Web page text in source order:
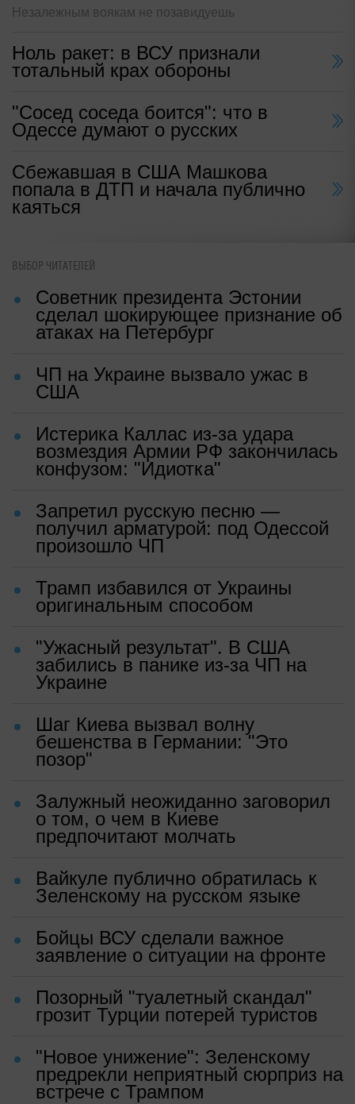
Незалежным воякам не позавидуешь
Ноль ракет: в ВСУ признали
тотальный крах обороны
"Сосед соседа боится": что в
Одессе думают о русских
Сбежавшая в США Машкова
попала в ДТП и начала публично
каяться
ВЫБОР ЧИТАТЕЛЕЙ
Советник президента Эстонии
сделал шокирующее признание об
атаках на Петербург
ЧП на Украине вызвало ужас в
США
Истерика Каллас из-за удара
возмездия Армии РФ закончилась
конфузом: "Идиотка"
Запретил русскую песню —
получил арматурой: под Одессой
произошло ЧП
Трамп избавился от Украины
оригинальным способом
"Ужасный результат". В США
забились в панике из-за ЧП на
Украине
Шаг Киева вызвал волну
бешенства в Германии: "Это
позор"
Залужный неожиданно заговорил
о том, о чем в Киеве
предпочитают молчать
Вайкуле публично обратилась к
Зеленскому на русском языке
Бойцы ВСУ сделали важное
заявление о ситуации на фронте
Позорный "туалетный скандал"
грозит Турции потерей туристов
"Новое унижение": Зеленскому
предрекли неприятный сюрприз на
встрече с Трампом